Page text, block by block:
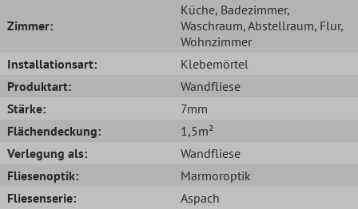
Zimmer:
Küche, Badezimmer,
Waschraum, Abstellraum, Flur,
Wohnzimmer
Installationsart:
Klebemörtel
Produktart:
Wandfliese
Stärke:
7mm
Flächendeckung:
1,5m²
Verlegung als:
Wandfliese
Fliesenoptik:
Marmoroptik
Fliesenserie:
Aspach